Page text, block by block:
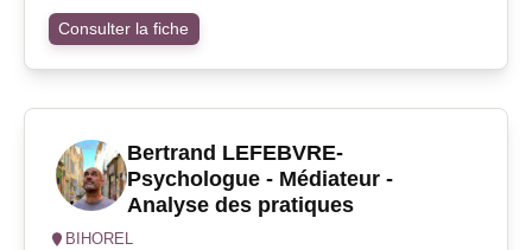
Consulter la fiche
Bertrand LEFEBVRE-
Psychologue - Médiateur -
Analyse des pratiques
BIHOREL